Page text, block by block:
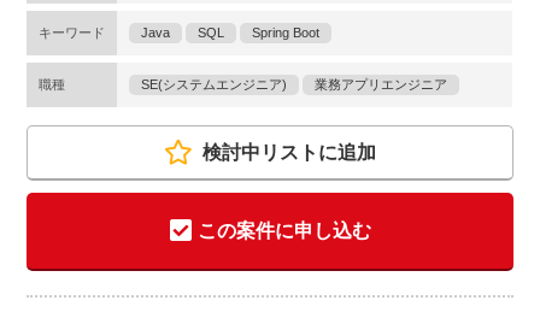
キーワード Java SQL Spring Boot
職種 SE(システムエンジニア) 業務アプリエンジニア
検討中リストに追加
この案件に申し込む